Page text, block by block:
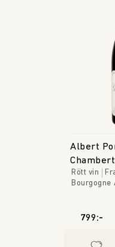
Albert
Rött vin
Bourgogne
799:-